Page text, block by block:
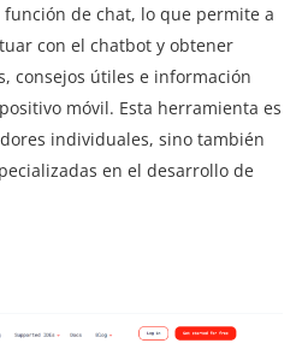
de chat, lo que permite a
con el chatbot y obtener
consejos útiles e información
móvil. Esta herramienta es
individuales, sino también
en el desarrollo de